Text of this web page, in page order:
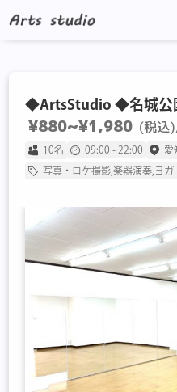
◆ArtsStudio ◆名城
¥880~¥1,980 (税込)
10名 09:00 - 22:00 愛
写真・ロケ撮影,楽器演奏,ヨガ